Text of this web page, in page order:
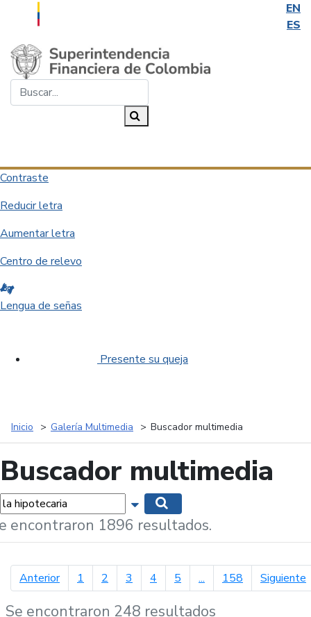
EN
ES
Saltar al contenido principal
Contraste
Reducir letra
Aumentar letra
Centro de relevo
Lengua de señas
Presente su queja
Inicio Galería Multimedia Buscador multimedia
Buscador multimedia
Mostrar opciones de búsqueda
encontraron 1896 resultados.
Anteriorpágina anterior
1 2 3 4 5 ... 158 Siguiente
Se encontraron 248 resultados